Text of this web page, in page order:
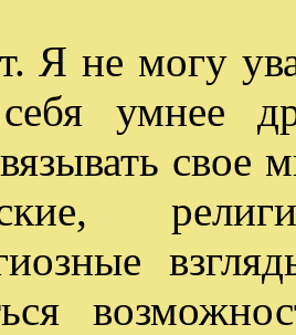
Я не могу
умнее
свое